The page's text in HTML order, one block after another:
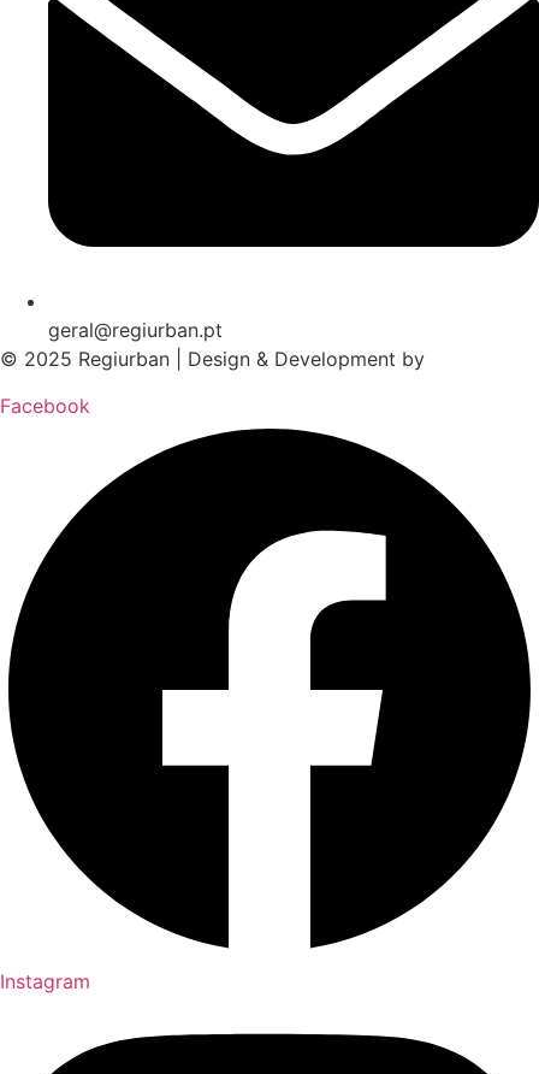
geral@regiurban.pt
© 2025 Regiurban | Design & Development by
Facebook
Instagram